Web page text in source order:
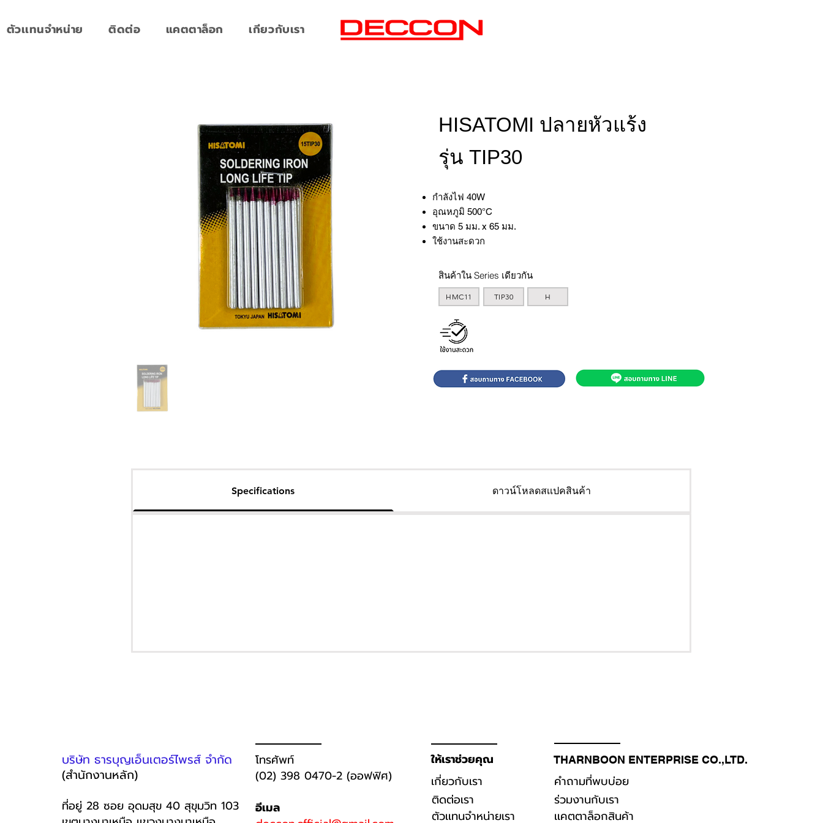
ตัวเเทนจำหน่าย ติดต่อ แคตตาล็อก เกียวกับเรา
HISATOMI ปลายหัวแร้ง
รุ่น TIP30
กำลังไฟ 40W
อุณหภูมิ 500°C
ขนาด 5 มม. x 65 มม.
ใช้งานสะดวก
สินค้าใน Series เดียวกัน
HMC11 TIP30 H
Specifications ดาวน์โหลดสเเปคสินค้า
บริษัท ธารบุญเอ็นเตอร์ไพรส์ จำกัด
(สำนักงานหลัก)
ที่อยู่ 28 ซอย อุดมสุข 40 สุขุมวิท 103
โทรศัพท์
(02) 398 0470-2 (ออฟฟิศ)
อีเมล
ให้เราช่วยคุณ THARNBOON ENTERPRISE CO.,LTD.
เกี่ยวกับเรา
ติดต่อเรา
ตัวเเทนจำหน่ายเรา
คำถามที่พบบ่อย
ร่วมงานกับเรา
เเคตตาล็อกสินค้า